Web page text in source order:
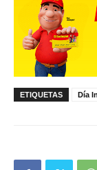
ETIQUETAS Día